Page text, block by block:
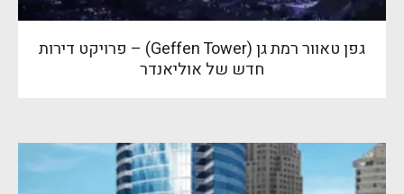
גפן טאוור רמת גן (Geffen Tower) – פרויקט דירות
חדש של אוליאנדר